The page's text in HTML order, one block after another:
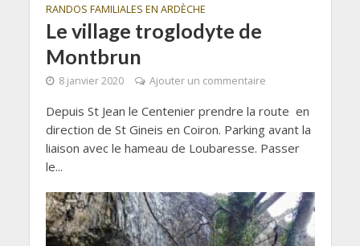
RANDOS FAMILIALES EN ARDÈCHE
Le village troglodyte de
Montbrun
8 janvier 2020 Ajouter un commentaire
Depuis St Jean le Centenier prendre la route en
direction de St Gineis en Coiron. Parking avant la
liaison avec le hameau de Loubaresse. Passer
le...